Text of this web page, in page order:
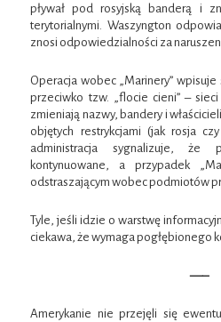
pływał pod rosyjską banderą i
terytorialnymi. Waszyngton
znosi odpowiedzialności za
Operacja wobec „Marinery” wpisuje
przeciwko tzw. „flocie cieni” –
zmieniają nazwy, bandery i
objętych restrykcjami (jak rosja
administracja sygnalizuje, że
kontynuowane, a przypadek
odstraszającym wobec podmiotów
Tyle, jeśli idzie o warstwę
ciekawa, że wymaga pogłębionego
—–
Amerykanie nie przejęli się